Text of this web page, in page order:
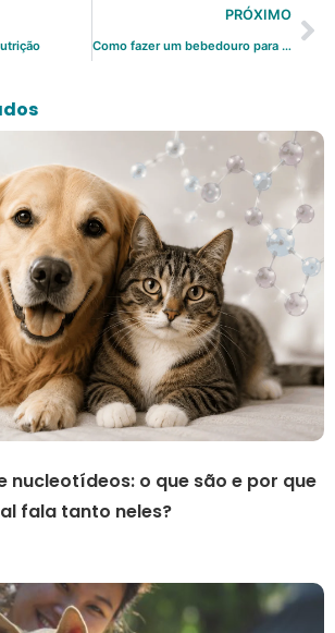
PRÓXIMO
Como fazer um bebedouro para o seu gato
nucleotídeos: o que são e por que
fala tanto neles?